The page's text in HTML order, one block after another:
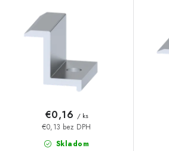
Skladom
€0,13 bez DPH
€0,16 / ks